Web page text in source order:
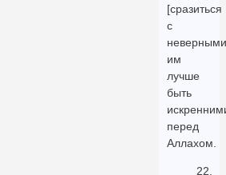
[сразиться
с
им
лучше
быть
перед
Аллахом.
22.